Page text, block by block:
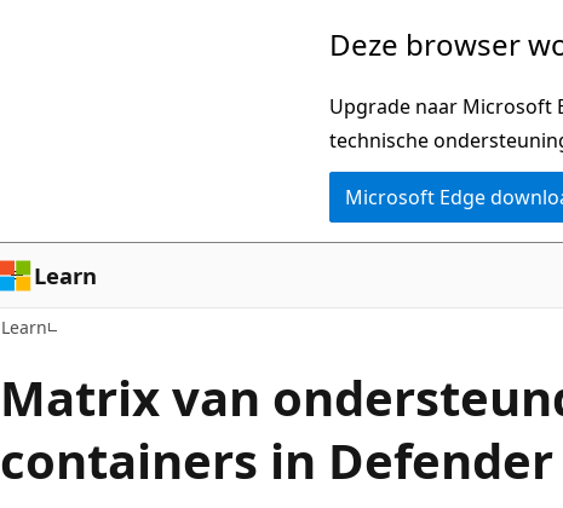
Deze browser
Upgrade naar Microsoft
technische
Microsoft Edge
Learn
Learn
Matrix van
containers in